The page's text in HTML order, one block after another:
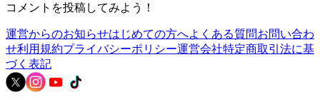
コメントを投稿してみよう！
運営からのお知らせはじめての方へよくある質問お問い合わ
せ利用規約プライバシーポリシー運営会社特定商取引法に基
づく表記